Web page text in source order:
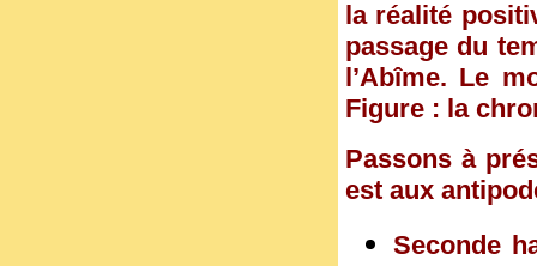
la réalité
passage du
l’Abîme. Le
Figure : la
Passons à
est aux
Seconde